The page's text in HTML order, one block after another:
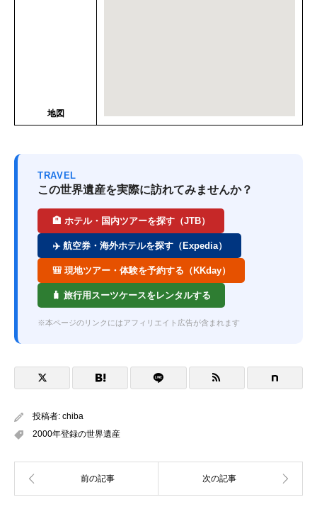
地図
TRAVEL
この世界遺産を実際に訪れてみませんか？
🏨 ホテル・国内ツアーを探す（JTB）
✈️ 航空券・海外ホテルを探す（Expedia）
🎒 現地ツアー・体験を予約する（KKday）
🧳 旅行用スーツケースをレンタルする
※本ページのリンクにはアフィリエイト広告が含まれます
投稿者: chiba
2000年登録の世界遺産